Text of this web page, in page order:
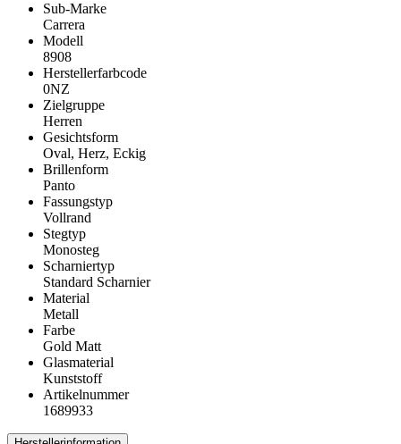
Sub-Marke
Carrera
Modell
8908
Herstellerfarbcode
0NZ
Zielgruppe
Herren
Gesichtsform
Oval, Herz, Eckig
Brillenform
Panto
Fassungstyp
Vollrand
Stegtyp
Monosteg
Scharniertyp
Standard Scharnier
Material
Metall
Farbe
Gold Matt
Glasmaterial
Kunststoff
Artikelnummer
1689933